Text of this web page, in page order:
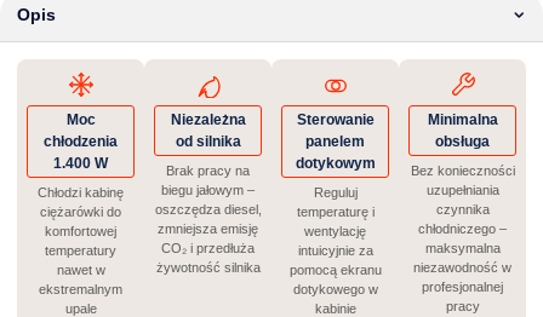
Opis
Moc
chłodzenia
1.400 W
Chłodzi kabinę
ciężarówki do
komfortowej
temperatury
nawet w
ekstremalnym
upale
Niezależna
od silnika
Brak pracy na
biegu jałowym –
oszczędza diesel,
zmniejsza emisję
CO₂ i przedłuża
żywotność silnika
Sterowanie
panelem
dotykowym
Reguluj
temperaturę i
wentylację
intuicyjnie za
pomocą ekranu
dotykowego w
kabinie
Minimalna
obsługa
Bez konieczności
uzupełniania
czynnika
chłodniczego –
maksymalna
niezawodność w
profesjonalnej
pracy